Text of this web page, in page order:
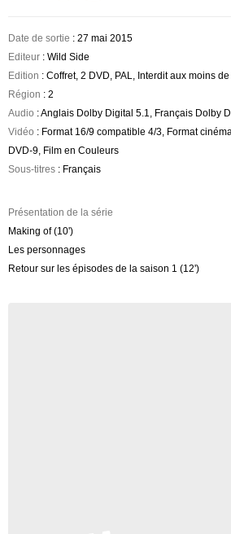
Date de sortie : 27 mai 2015
Editeur : Wild Side
Edition : Coffret, 2 DVD, PAL, Interdit aux moins
Région : 2
Audio : Anglais Dolby Digital 5.1, Français Dolby
Vidéo : Format 16/9 compatible 4/3, Format
DVD-9, Film en Couleurs
Sous-titres : Français
Présentation de la série
Making of (10')
Les personnages
Retour sur les épisodes de la saison 1 (12')